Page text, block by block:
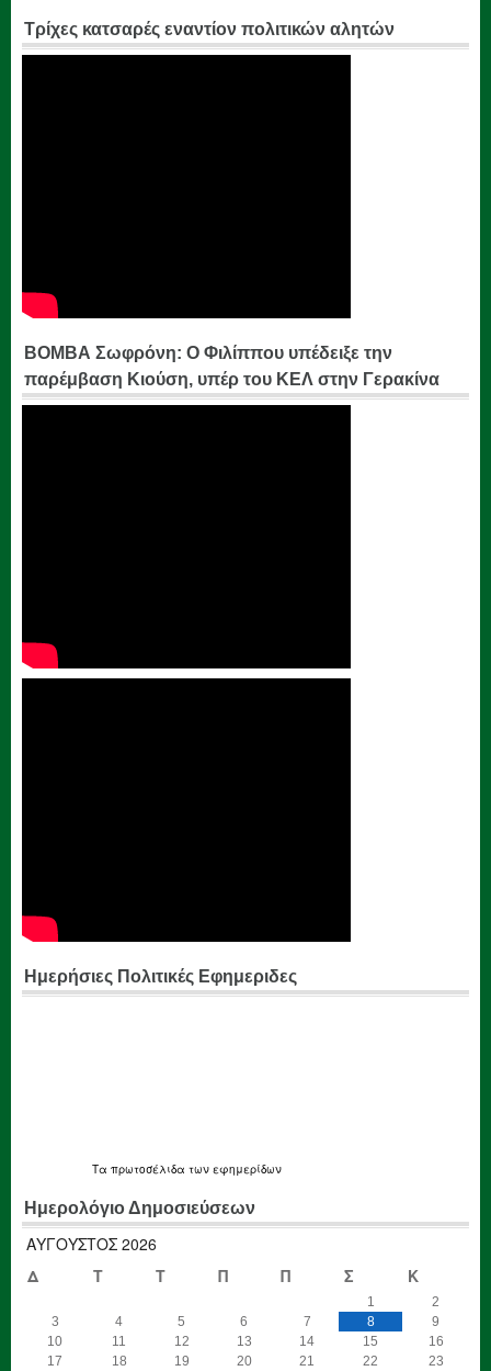
Τρίχες κατσαρές εναντίον πολιτικών αλητών
ΒΟΜΒΑ Σωφρόνη: Ο Φιλίππου υπέδειξε την
παρέμβαση Κιούση, υπέρ του ΚΕΛ στην Γερακίνα
Ημερήσιες Πολιτικές Εφημεριδες
Τα πρωτοσέλιδα των εφημερίδων
Ημερολόγιο Δημοσιεύσεων
ΑΎΓΟΥΣΤΟΣ 2026
Δ
Τ Τ Π Π Σ Κ
1
2
3
4 5 6 7 8
9
10
11 12 13 14 15
16
17
18 19 20 21 22
23